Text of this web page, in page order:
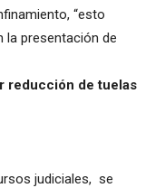
“esto
la presentación de
reducción de tuelas
judiciales, se